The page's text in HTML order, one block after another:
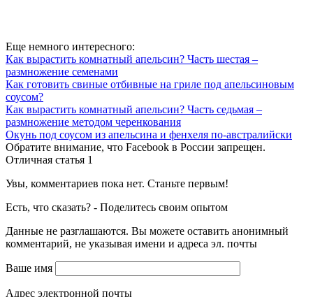
Еще немного интересного:
Как вырастить комнатный апельсин? Часть шестая –
размножение семенами
Как готовить свиные отбивные на гриле под апельсиновым
соусом?
Как вырастить комнатный апельсин? Часть седьмая –
размножение методом черенкования
Окунь под соусом из апельсина и фенхеля по-австралийски
Обратите внимание, что Facebook в России запрещен.
Отличная статья 1
Увы, комментариев пока нет. Станьте первым!
Есть, что сказать? - Поделитесь своим опытом
Данные не разглашаются. Вы можете оставить анонимный
комментарий, не указывая имени и адреса эл. почты
Ваше имя
Адрес электронной почты